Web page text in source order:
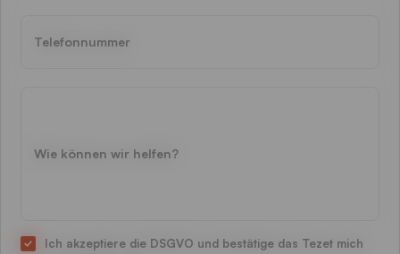
Ich akzeptiere die DSGVO und bestätige das Tezet mich